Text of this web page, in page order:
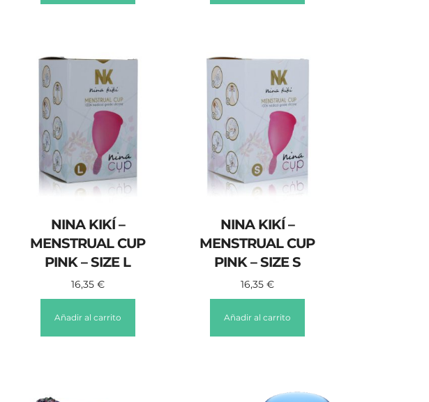
NINA KIKÍ –
MENSTRUAL CUP
PINK – SIZE L
16,35 €
Añadir al carrito
NINA KIKÍ –
MENSTRUAL CUP
PINK – SIZE S
16,35 €
Añadir al carrito